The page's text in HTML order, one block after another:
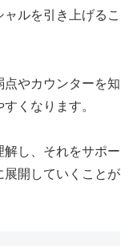
ルを引き上げるこ
点やカウンターを知
くなります。
し、それをサポー
展開していくことが